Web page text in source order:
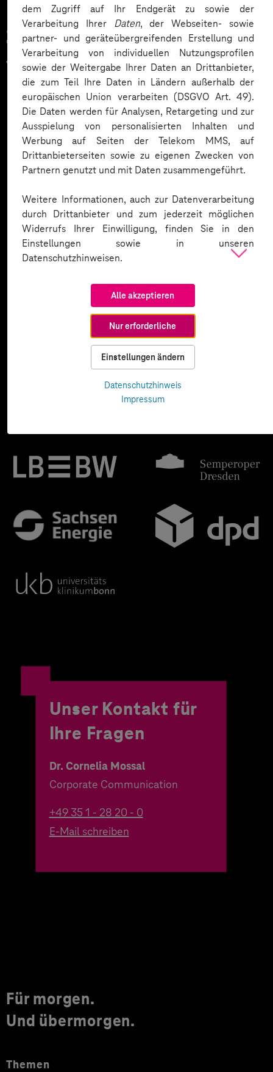
dem Zugriff auf Ihr Endgerät zu sowie der
Verarbeitung Ihrer Daten, der Webseiten- sowie
partner- und geräteübergreifenden Erstellung und
Verarbeitung von individuellen Nutzungsprofilen
sowie der Weitergabe Ihrer Daten an Drittanbieter,
die zum Teil Ihre Daten in Ländern außerhalb der
europäischen Union verarbeiten (DSGVO Art. 49).
Die Daten werden für Analysen, Retargeting und zur
Ausspielung von personalisierten Inhalten und
Werbung auf Seiten der Telekom MMS, auf
Drittanbieterseiten sowie zu eigenen Zwecken von
Partnern genutzt und mit Daten zusammengeführt.
Weitere Informationen, auch zur Datenverarbeitung
durch Drittanbieter und zum jederzeit möglichen
Widerrufs Ihrer Einwilligung, finden Sie in den
Einstellungen sowie in unseren
Datenschutzhinweisen.
Alle akzeptieren
Nur erforderliche
Einstellungen ändern
Datenschutzhinweis
Impressum
Zahlreiche Unternehmen
vertrauen auf unsere
Expertise. Hier eine Auswahl:
Unser Kontakt für
Ihre Fragen
Dr. Cornelia Mossal
Corporate Communication
+49 35 1 - 28 20 - 0
E-Mail schreiben
Für morgen.
Und übermorgen.
Themen